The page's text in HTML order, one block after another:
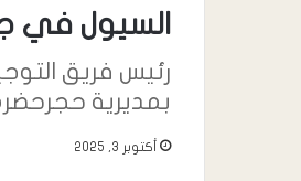
السيول في
رئيس فريق
بمديرية
أكتوبر 3, 2025